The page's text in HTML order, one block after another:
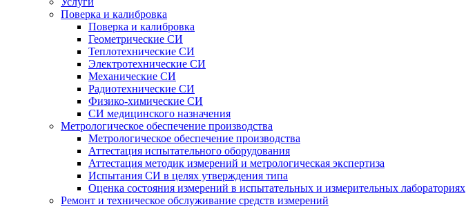
Поверка и калибровка
Поверка и калибровка
Геометрические СИ
Теплотехнические СИ
Электротехнические СИ
Механические СИ
Радиотехнические СИ
Физико-химические СИ
СИ медицинского назначения
Метрологическое обеспечение производства
Метрологическое обеспечение производства
Аттестация испытательного оборудования
Аттестация методик измерений и метрологическая экспертиза
Испытания СИ в целях утверждения типа
Оценка состояния измерений в испытательных и измерительных лабораториях
Ремонт и техническое обслуживание средств измерений